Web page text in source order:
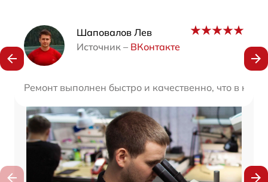
Шаповалов Лев
Источник – ВКонтакте
Ремонт выполнен быстро и качественно, что в
Наши мастера